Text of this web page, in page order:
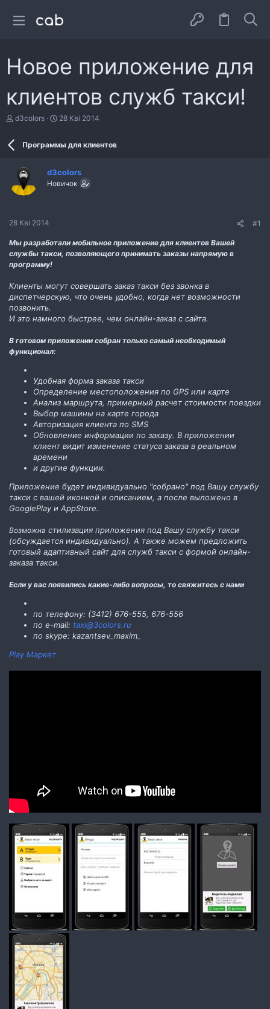
Новое приложение для
клиентов служб такси!
А
е
м
и
d3colors
Д
а
в
о
28 Кві 2014
Программы для клиентов
d3colors
Новичок
28 Кві 2014 #1
Мы разработали мобильное приложение для клиентов Вашей
службы такси, позволяющего принимать заказы напрямую в
программу!
Клиенты могут совершать заказ такси без звонка в
диспетчерскую, что очень удобно, когда нет возможности
позвонить.
И это намного быстрее, чем онлайн-заказ с сайта.
В готовом приложении собран только самый необходимый
функционал:
Удобная форма заказа такси
Определение местоположения по GPS или карте
Анализ маршрута, примерный расчет стоимости поездки
Выбор машины на карте города
Авторизация клиента по SMS
Обновление информации по заказу. В приложении
клиент видит изменение статуса заказа в реальном
времени
и другие функции.
Приложение будет индивидуально "собрано" под Вашу службу
такси с вашей иконкой и описанием, а после выложено в
GooglePlay и AppStore.
Возможна стилизация приложения под Вашу службу такси
(обсуждается индивидуально). А также можем предложить
готовый адаптивный сайт для служб такси с формой онлайн-
заказа такси.
Если у вас появились какие-либо вопросы, то свяжитесь с нами
по телефону: (3412) 676-555, 676-556
по e-mail: taxi@3colors.ru
по skype: kazantsev_maxim_
Play Маркет